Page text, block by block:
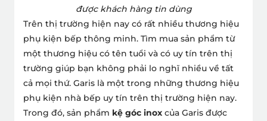
được khách hàng tin dùng
Trên thị trường hiện nay có rất nhiều thương hiệu
phụ kiện bếp thông minh. Tìm mua sản phẩm từ
một thương hiệu có tên tuổi và có uy tín trên thị
trường giúp bạn không phải lo nghĩ nhiều về tất
cả mọi thứ. Garis là một trong những thương hiệu
phụ kiện nhà bếp uy tín trên thị trường hiện nay.
Trong đó, sản phẩm kệ góc inox của Garis được